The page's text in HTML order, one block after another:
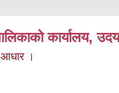
कार्यालय,
आधार ।